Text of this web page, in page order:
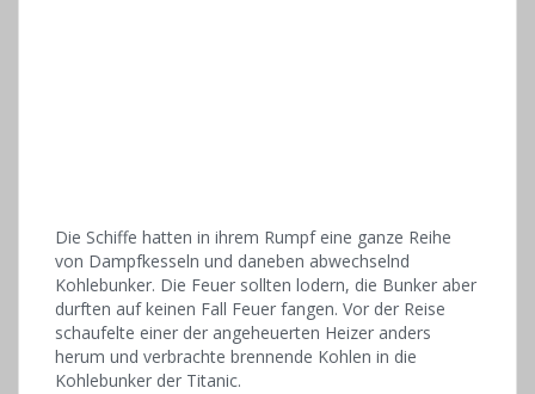
Die Schiffe hatten in ihrem Rumpf eine ganze Reihe
von Dampfkesseln und daneben abwechselnd
Kohlebunker. Die Feuer sollten lodern, die Bunker aber
durften auf keinen Fall Feuer fangen. Vor der Reise
schaufelte einer der angeheuerten Heizer anders
herum und verbrachte brennende Kohlen in die
Kohlebunker der Titanic.